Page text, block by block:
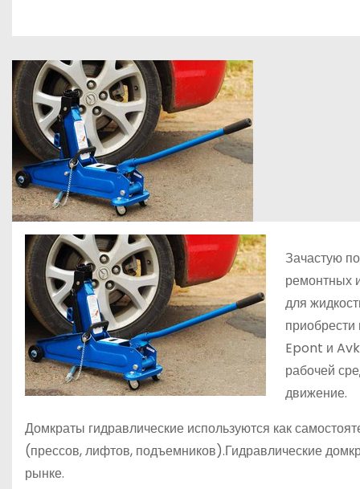
Зачастую
ремонтных
для
Epont и
рабочей
движение.
Домкраты гидравлические используются как
(прессов, лифтов, подъемников).Гидравлические
рынке.
n
k
и